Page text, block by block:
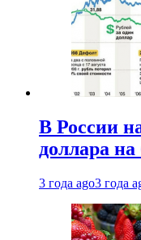
В России
доллара
3 года ago3 года